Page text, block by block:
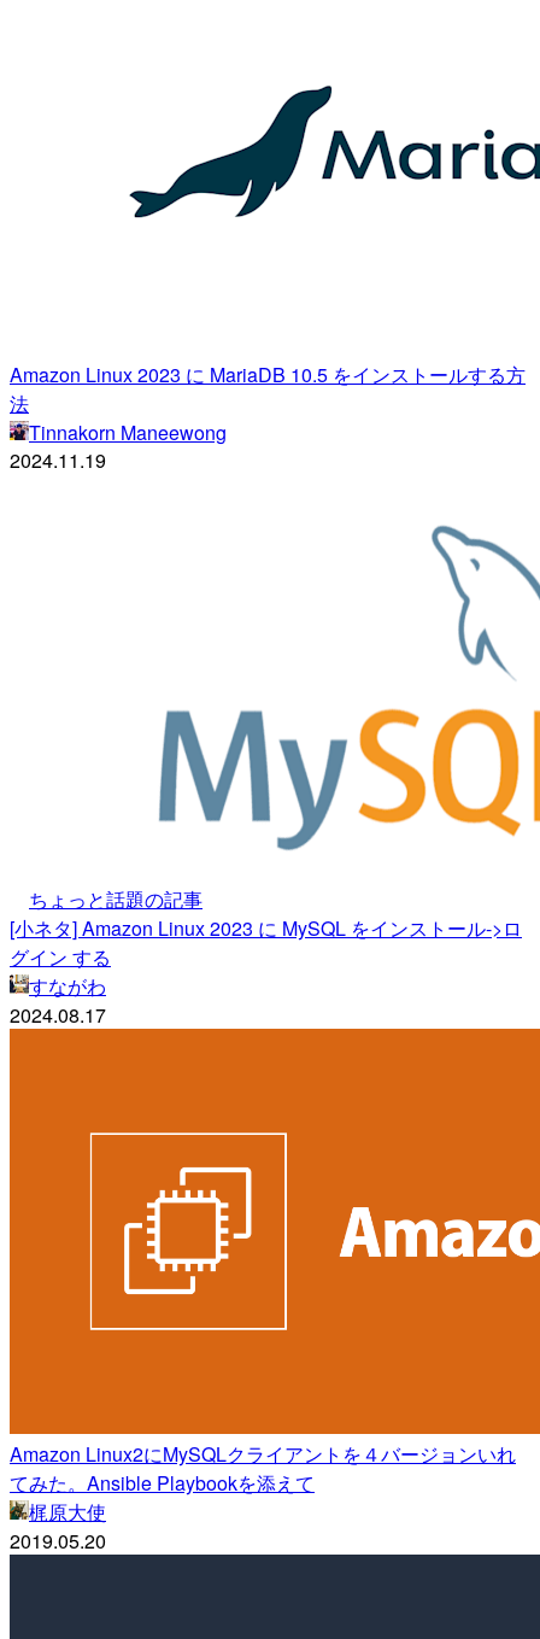
Amazon Linux 2023 に MariaDB 10.5 をインストールする方
法
Tinnakorn Maneewong
2024.11.19
ちょっと話題の記事
[小ネタ] Amazon Linux 2023 に MySQL をインストール->ロ
グイン する
すながわ
2024.08.17
Amazon Linux2にMySQLクライアントを４バージョンいれ
てみた。Ansible Playbookを添えて
梶原大使
2019.05.20